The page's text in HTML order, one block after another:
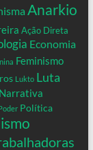
Anarkio
Ação Direta
Economia
Feminismo
Lukto Luta
Narrativa
Política